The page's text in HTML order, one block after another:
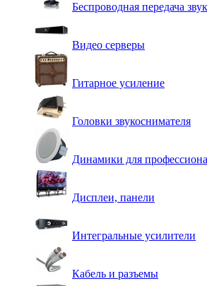
Беспроводная передача
Видео серверы
Гитарное усиление
Головки звукоснимателя
Динамики для
Дисплеи, панели
Интегральные усилители
Кабель и разъемы